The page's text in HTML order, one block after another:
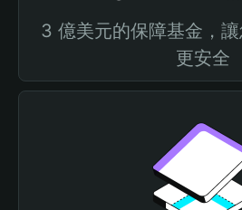
3 億美元的保障基金，
更安全